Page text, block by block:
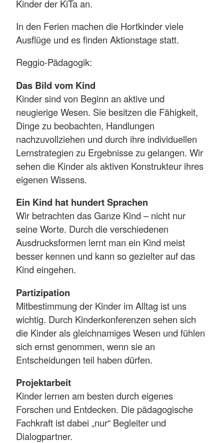
Kinder der KiTa an.
In den Ferien machen die Hortkinder viele
Ausflüge und es finden Aktionstage statt.
Reggio-Pädagogik:
Das Bild vom Kind
Kinder sind von Beginn an aktive und
neugierige Wesen. Sie besitzen die Fähigkeit,
Dinge zu beobachten, Handlungen
nachzuvollziehen und durch ihre individuellen
Lernstrategien zu Ergebnisse zu gelangen. Wir
sehen die Kinder als aktiven Konstrukteur ihres
eigenen Wissens.
Ein Kind hat hundert Sprachen
Wir betrachten das Ganze Kind – nicht nur
seine Worte. Durch die verschiedenen
Ausdrucksformen lernt man ein Kind meist
besser kennen und kann so gezielter auf das
Kind eingehen.
Partizipation
Mitbestimmung der Kinder im Alltag ist uns
wichtig. Durch Kinderkonferenzen sehen sich
die Kinder als gleichnamiges Wesen und fühlen
sich ernst genommen, wenn sie an
Entscheidungen teil haben dürfen.
Projektarbeit
Kinder lernen am besten durch eigenes
Forschen und Entdecken. Die pädagogische
Fachkraft ist dabei „nur“ Begleiter und
Dialogpartner.